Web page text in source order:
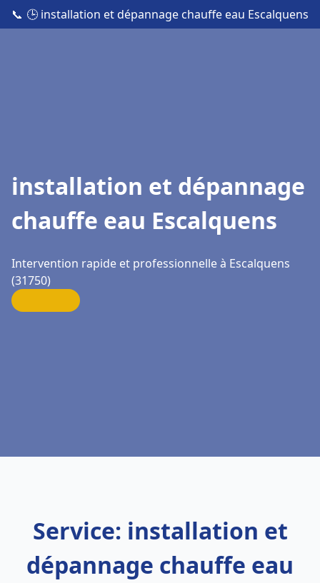
📞 🕒 installation et dépannage chauffe eau Escalquens
installation et dépannage
chauffe eau Escalquens
Intervention rapide et professionnelle à Escalquens
(31750)
Service: installation et
dépannage chauffe eau